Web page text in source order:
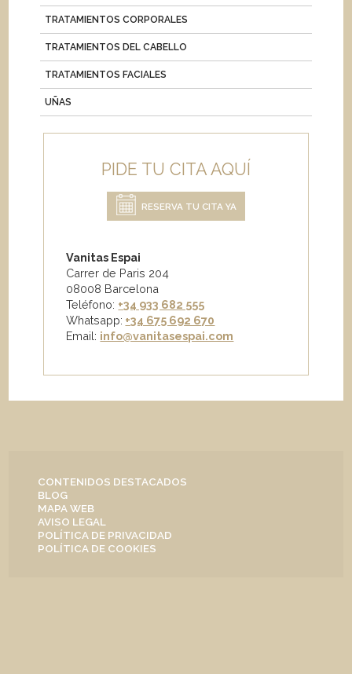
TRATAMIENTOS CORPORALES
TRATAMIENTOS DEL CABELLO
TRATAMIENTOS FACIALES
UÑAS
PIDE TU CITA AQUÍ
RESERVA TU CITA YA
Vanitas Espai
Carrer de Paris 204
08008 Barcelona
Teléfono: +34 933 682 555
Whatsapp: +34 675 692 670
Email: info@vanitasespai.com
CONTENIDOS DESTACADOS
BLOG
MAPA WEB
AVISO LEGAL
POLÍTICA DE PRIVACIDAD
POLÍTICA DE COOKIES